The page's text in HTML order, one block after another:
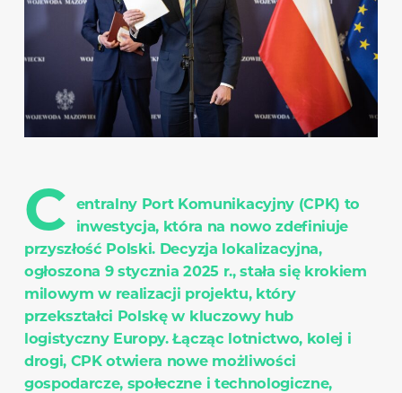
C entralny Port Komunikacyjny (CPK) to
inwestycja, która na nowo zdefiniuje
przyszłość Polski. Decyzja lokalizacyjna,
ogłoszona 9 stycznia 2025 r., stała się krokiem
milowym w realizacji projektu, który
przekształci Polskę w kluczowy hub
logistyczny Europy. Łącząc lotnictwo, kolej i
drogi, CPK otwiera nowe możliwości
gospodarcze, społeczne i technologiczne,